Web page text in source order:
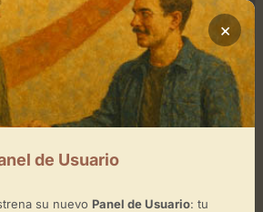
×
de Usuario
su nuevo Panel de Usuario: tu